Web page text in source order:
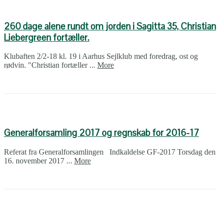
260 dage alene rundt om jorden i Sagitta 35, Christian
Liebergreen fortæller.
Klubaften 2/2-18 kl. 19 i Aarhus Sejlklub med foredrag, ost og
rødvin. "Christian fortæller ... More
Generalforsamling 2017 og regnskab for 2016-17
Referat fra Generalforsamlingen Indkaldelse GF-2017 Torsdag den
16. november 2017 ... More